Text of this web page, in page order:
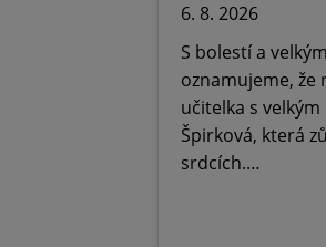
6. 8. 2026
S bolestí a
oznamujeme, že
učitelka s velkým
Špirková, která
srdcích.…